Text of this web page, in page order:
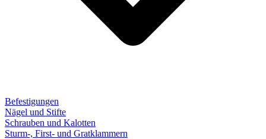
Befestigungen
Nägel und Stifte
Schrauben und Kalotten
Sturm-, First- und Gratklammern